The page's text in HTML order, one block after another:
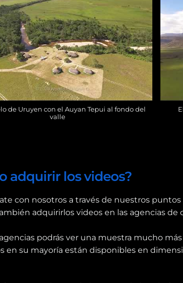
de Uruyen con el Auyan Tepui al fondo del
valle
adquirir los videos?
con nosotros a través de nuestros
adquirirlos videos en las agencias
podrás ver una muestra mucho
en su mayoría están disponibles en